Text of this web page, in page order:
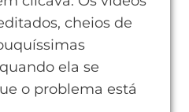
cheios de
ela se
o problema está